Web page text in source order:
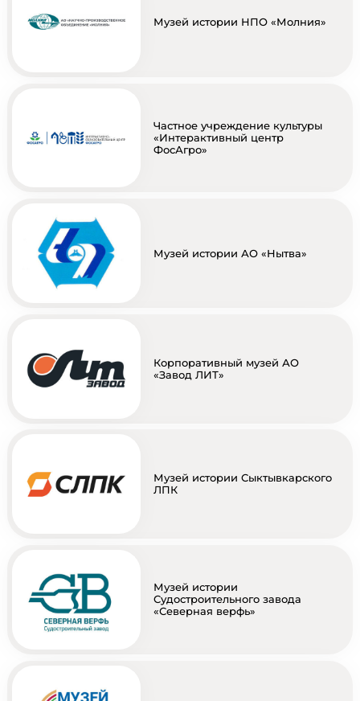
Музей истории НПО «Молния»
Частное учреждение культуры
«Интерактивный центр
ФосАгро»
Музей истории АО «Нытва»
Корпоративный музей АО
«Завод ЛИТ»
Музей истории Сыктывкарского
ЛПК
Музей истории
Судостроительного завода
«Северная верфь»